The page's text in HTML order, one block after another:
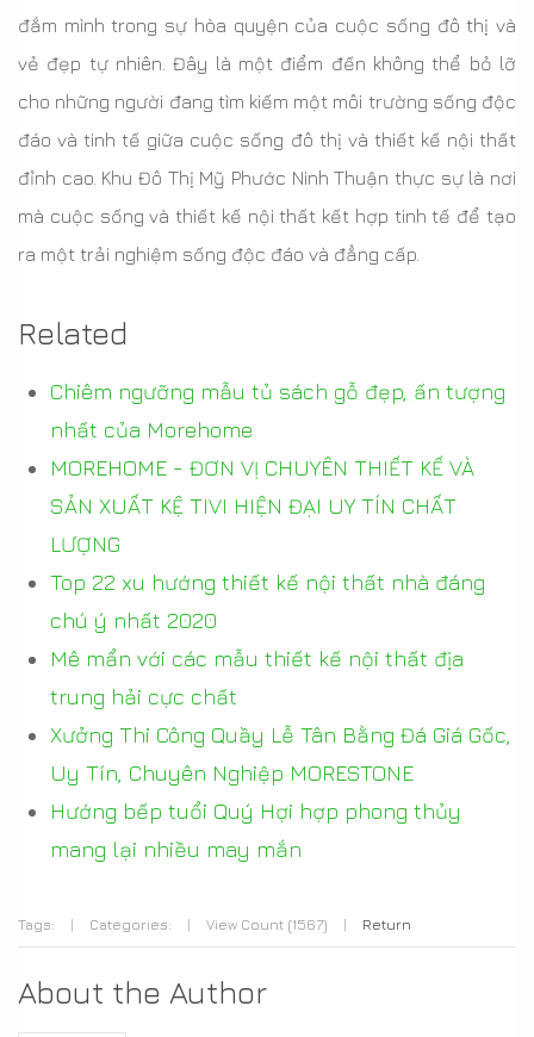
đắm mình trong sự hòa quyện của cuộc sống đô thị và
vẻ đẹp tự nhiên. Đây là một điểm đến không thể bỏ lỡ
cho những người đang tìm kiếm một môi trường sống độc
đáo và tinh tế giữa cuộc sống đô thị và thiết kế nội thất
đỉnh cao. Khu Đô Thị Mỹ Phước Ninh Thuận thực sự là nơi
mà cuộc sống và thiết kế nội thất kết hợp tinh tế để tạo
ra một trải nghiệm sống độc đáo và đẳng cấp.
Related
Chiêm ngưỡng mẫu tủ sách gỗ đẹp, ấn tượng
nhất của Morehome
MOREHOME - ĐƠN VỊ CHUYÊN THIẾT KẾ VÀ
SẢN XUẤT KỆ TIVI HIỆN ĐẠI UY TÍN CHẤT
LƯỢNG
Top 22 xu hướng thiết kế nội thất nhà đáng
chú ý nhất 2020
Mê mẩn với các mẫu thiết kế nội thất địa
trung hải cực chất
Xưởng Thi Công Quầy Lễ Tân Bằng Đá Giá Gốc,
Uy Tín, Chuyên Nghiệp MORESTONE
Hướng bếp tuổi Quý Hợi hợp phong thủy
mang lại nhiều may mắn
Tags: | Categories: | View Count (1567) | Return
About the Author